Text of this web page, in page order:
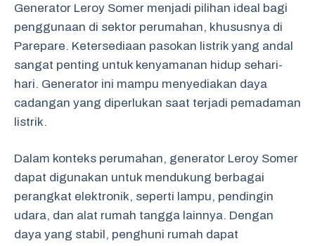
Generator Leroy Somer menjadi pilihan ideal bagi
penggunaan di sektor perumahan, khususnya di
Parepare. Ketersediaan pasokan listrik yang andal
sangat penting untuk kenyamanan hidup sehari-
hari. Generator ini mampu menyediakan daya
cadangan yang diperlukan saat terjadi pemadaman
listrik.
Dalam konteks perumahan, generator Leroy Somer
dapat digunakan untuk mendukung berbagai
perangkat elektronik, seperti lampu, pendingin
udara, dan alat rumah tangga lainnya. Dengan
daya yang stabil, penghuni rumah dapat